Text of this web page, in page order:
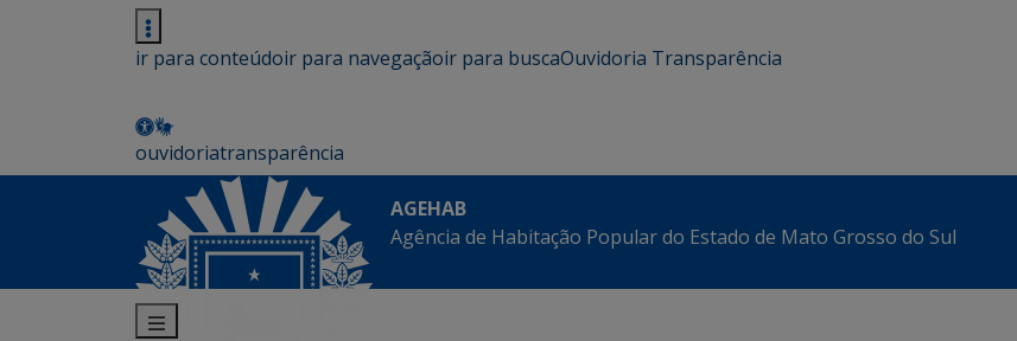
ir para conteúdoir para navegaçãoir para buscaOuvidoria Transparência
ouvidoriatransparência
AGEHAB
Agência de Habitação Popular do Estado de Mato Grosso do Sul